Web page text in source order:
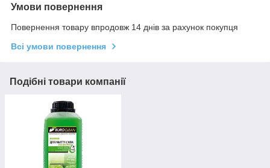
Умови повернення
Повернення товару впродовж 14 днів за рахунок покупця
Всі умови повернення
Подібні товари компанії